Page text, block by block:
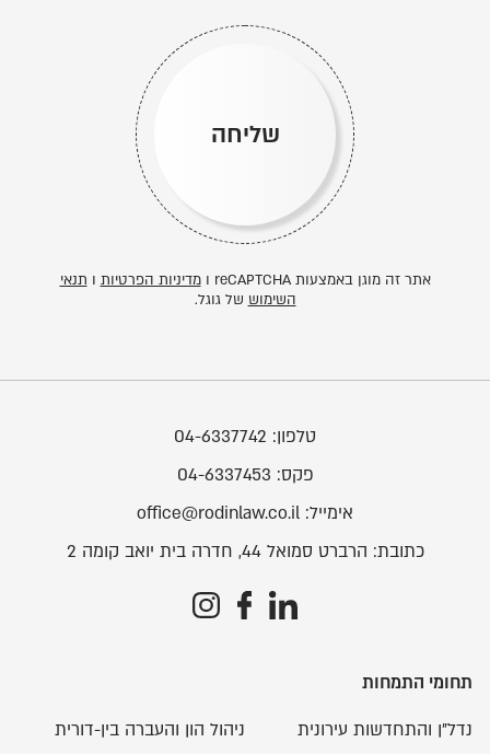
שליחה
אתר זה מוגן באמצעות reCAPTCHA ו מדיניות הפרטיות ו תנאי
השימוש של גוגל.
טלפון: 04-6337742
פקס: 04-6337453
אימייל: office@rodinlaw.co.il
כתובת: הרברט סמואל 44, חדרה בית יואב קומה 2
תחומי התמחות
נדל"ן והתחדשות עירונית
ניהול הון והעברה בין-דורית